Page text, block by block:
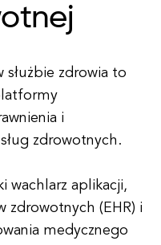
służbie zdrowia to
i
zdrowotnych.
wachlarz aplikacji,
zdrowotnych (EHR) i
medycznego